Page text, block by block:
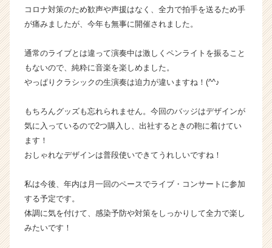
ト
チ
ャ
リ
ア
h
e
C
r
e
コロナ対策のため歓声や声援はなく、全力で拍手を送るため手
が痛みましたが、今年も無事に開催されました。
通常のライブとは違って演奏中は激しくペンライトを振ること
もないので、純粋に音楽を楽しめました。
やっぱりクラシックの生演奏は迫力が違いますね！(^^♪
もちろんグッズも忘れられません。今回のバッジはデザインが
気に入っているので2つ購入し、出社するときの鞄に着けてい
ます！
おしゃれなデザインは普段使いできてうれしいですね！
私は今後、年内は月一回のペースでライブ・コンサートに参加
する予定です。
体調に気を付けて、感染予防や対策をしっかりして全力で楽し
みたいです！